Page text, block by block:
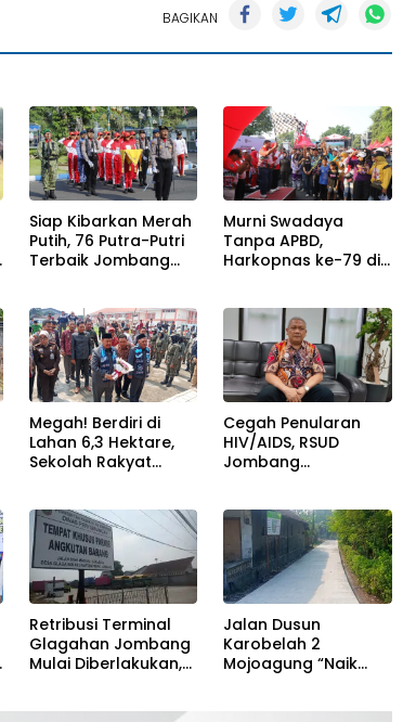
BAGIKAN
Siap Kibarkan Merah
Putih, 76 Putra-Putri
Terbaik Jombang
di Pendopo
Kabupaten
Murni Swadaya
Tanpa APBD,
Harkopnas ke-79 di
dan Dimeriahkan
Ribuan Warga
Megah! Berdiri di
Lahan 6,3 Hektare,
Sekolah Rakyat
Keluarga
Prasejahtera
Cegah Penularan
HIV/AIDS, RSUD
Jombang
Kesehatan Remaja
Retribusi Terminal
Glagahan Jombang
Mulai Diberlakukan,
Jalan Dusun
Karobelah 2
Mojoagung “Naik